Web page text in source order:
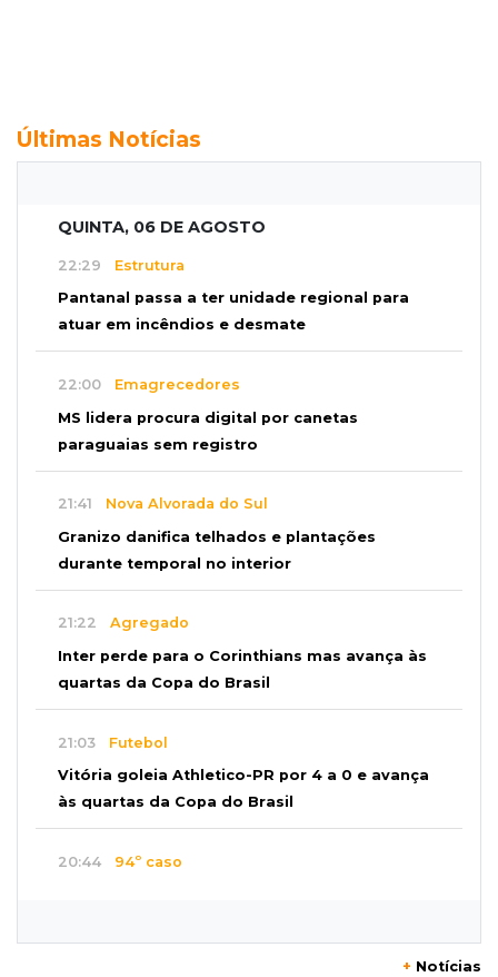
Últimas Notícias
QUINTA, 06 DE AGOSTO
22:29 Estrutura
Pantanal passa a ter unidade regional para
atuar em incêndios e desmate
22:00 Emagrecedores
MS lidera procura digital por canetas
paraguaias sem registro
21:41 Nova Alvorada do Sul
Granizo danifica telhados e plantações
durante temporal no interior
21:22 Agregado
Inter perde para o Corinthians mas avança às
quartas da Copa do Brasil
21:03 Futebol
Vitória goleia Athletico-PR por 4 a 0 e avança
às quartas da Copa do Brasil
20:44 94º caso
+ Notícias